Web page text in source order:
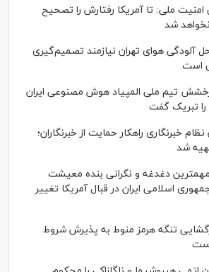
امنیت ملی: تا آمریکا رفتارش را تصحیح
نخواهد شد
حل آلودگی هوای تهران نیازمند تصمیم‌گیری
است
تیم ملی المپیاد هوش مصنوعی ایران
را تبریک گفت
خبرنگاری راهکار حمایت از خبرنگاران؛
شد
مهمترین دغدغه و نگرانی بنده معیشت
اسلامی ایران در قبال آمریکا تغییر
تنگه هرمز منوط به پذیرش شروط